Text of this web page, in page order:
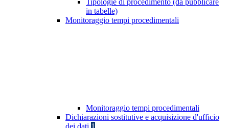
Tipologie di procedimento (da pubblicare
in tabelle)
Monitoraggio tempi procedimentali
Monitoraggio tempi procedimentali
Dichiarazioni sostitutive e acquisizione d'ufficio